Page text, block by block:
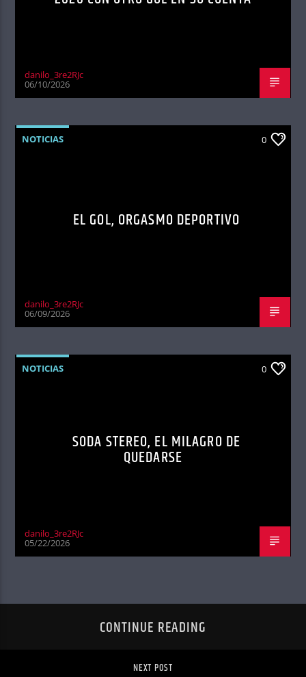
danilo_3re2RJc
06/10/2026
NOTICIAS 0
EL GOL, ORGASMO DEPORTIVO
danilo_3re2RJc
06/09/2026
NOTICIAS 0
SODA STEREO, EL MILAGRO DE
QUEDARSE
danilo_3re2RJc
05/22/2026
CONTINUE READING
NEXT POST